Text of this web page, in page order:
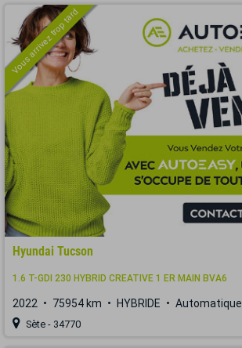
Vous arrivez trop tard
Hyundai Tucson
1.6 T-GDI 230 HYBRID CREATIVE 1 ER MAIN BVA6
2022 75954 km HYBRIDE Automatique
Sète - 34770